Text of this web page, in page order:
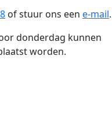
of stuur ons een e-mail.
donderdag kunnen
worden.